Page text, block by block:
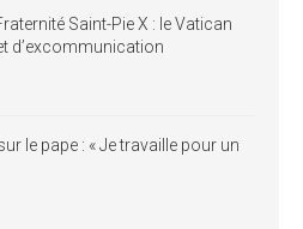
Saint-Pie X : le Vatican
d’excommunication
le pape : « Je travaille pour un